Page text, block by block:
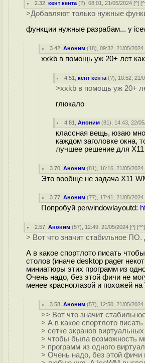
2.32 ,кент кента (?), 08:01, 21/05/2024 [^] [
>Добавляют только нужные
функции нужные разрабам... у
3.42 ,Аноним (18), 09:32, 21/05/2024
xxkb в помощь уж 20+ лет
4.51 ,кент кента (?), 10:52, 21/
>xxkb в помощь уж 20+
глюкало
4.81 ,Аноним (81), 14:43, 22/
классная вещь, юзаю
каждом заголовке окна,
лучшее решение для X11
3.70 ,Аноним (81), 16:16, 21/05/2024
Это вообще не задача X11
3.77 ,Аноним (77), 17:41, 21/05/2024
Попробуй perwindowlayoutd:
2.57 ,Аноним (57), 12:49, 21/05/2024 [^] [^^
> Вот что значит стабильное
А в какое спортлото писать
столов (иначе desktop pager
миниатюры этих программ из
Очень надо, без этой фичи не
менее кpacнoглaзoй и похожей
3.58 ,Аноним (57), 12:50, 21/05/2024
>> Вот что значит
> А в какое спортлото
> сетке экранов
> чтобы была возможность
> программ из одного
> Очень надо, без этой фичи